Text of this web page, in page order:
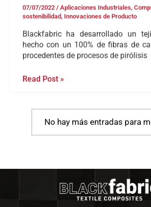
07/07/2022 / Aplicaciones Industriales
sostenibilidad, Innovaciones de Producto
Blackfabric ha desarrollado un
hecho con un 100% de fibras de
procedentes de procesos de pirólisis
Read Post »
No hay más entradas para